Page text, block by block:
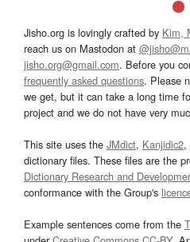
Jisho.org is lovingly crafted by Kim,
reach us on Mastodon at
jisho.org@gmail.com. Before you
frequently asked questions. Please
we get, but it can take a long time
project and we do not have very
This site uses the JMdict, Kanjidic2,
dictionary files. These files are the
Dictionary Research and
conformance with the Group's
Example sentences come from the